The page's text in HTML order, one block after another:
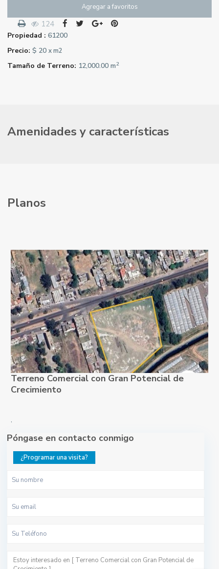
Agregar a favoritos
124
Propiedad : 61200
Precio: $ 20 x m2
Tamaño de Terreno: 12,000.00 m2
Amenidades y características
Planos
Terreno Comercial con Gran Potencial de
Crecimiento
,
Póngase en contacto conmigo
¿Programar una visita?